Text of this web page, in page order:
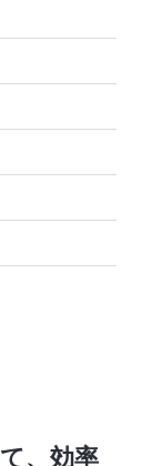
、効率